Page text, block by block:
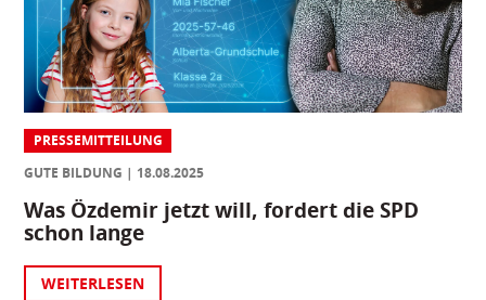
PRESSEMITTEILUNG
GUTE BILDUNG
18.08.2025
Was Özdemir jetzt will, fordert die SPD
schon lange
WEITERLESEN